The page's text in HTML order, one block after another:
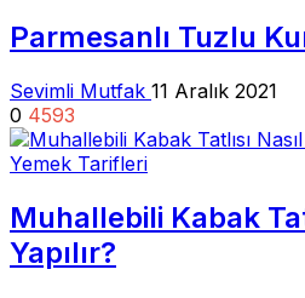
Parmesanlı Tuzlu
Sevimli Mutfak 11 Aralık 2021
0 4593
Yemek Tarifleri
Muhallebili Kabak
Yapılır?